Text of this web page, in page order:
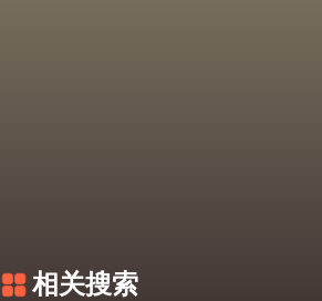
相关搜索